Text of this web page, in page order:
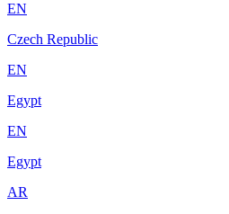
EN
Czech Republic
EN
Egypt
EN
Egypt
AR